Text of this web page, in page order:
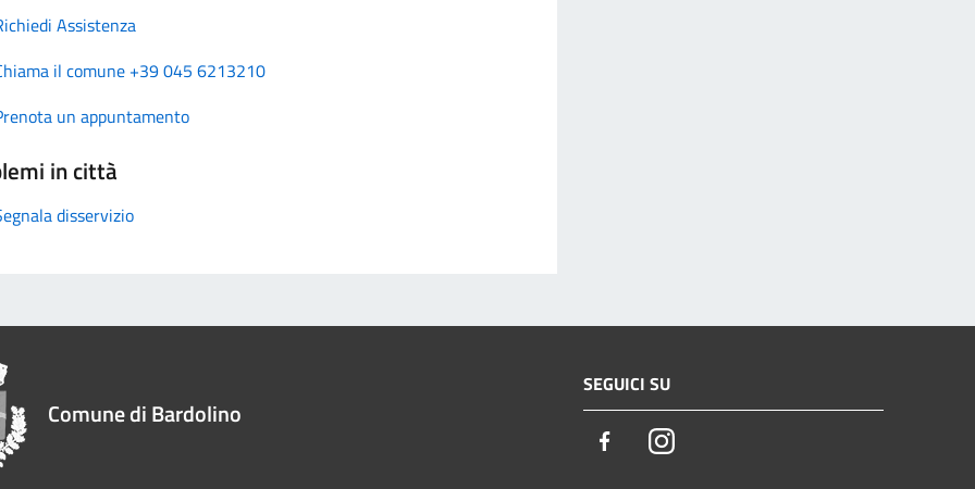
Assistenza
il comune +39 045 6213210
un appuntamento
in città
disservizio
Comune di Bardolino
SEGUICI SU
FacebookInstagram